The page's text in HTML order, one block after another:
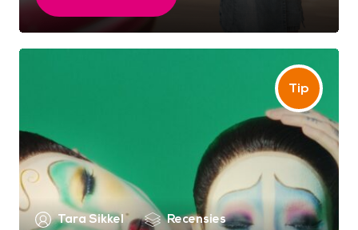
Tara Sikkel Recensies